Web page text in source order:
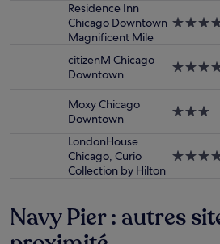
susceptibles
peuvent
s’appliquer.
Residence Inn
Chicago Downtown
Magnificent Mile
citizenM Chicago
Downtown
Moxy Chicago
Downtown
LondonHouse
Chicago, Curio
Collection by Hilton
Navy Pier : autres